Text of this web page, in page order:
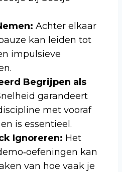
Achter elkaar
kan leiden tot
impulsieve
Begrijpen als
garandeert
met vooraf
is essentieel.
Ignoreren: Het
kan
van hoe vaak je